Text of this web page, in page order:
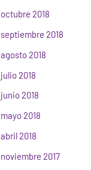
octubre 2018
septiembre 2018
agosto 2018
julio 2018
junio 2018
mayo 2018
abril 2018
noviembre 2017